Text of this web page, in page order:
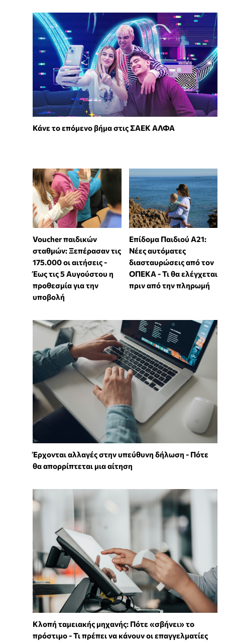
Κάνε το επόμενο βήμα στις ΣΑΕΚ ΑΛΦΑ
Voucher παιδικών
σταθμών: Ξεπέρασαν τις
175.000 οι αιτήσεις -
Έως τις 5 Αυγούστου η
προθεσμία για την
υποβολή
Επίδομα Παιδιού Α21:
Νέες αυτόματες
διασταυρώσεις από τον
ΟΠΕΚΑ - Τι θα ελέγχεται
πριν από την πληρωμή
Έρχονται αλλαγές στην υπεύθυνη δήλωση - Πότε
θα απορρίπτεται μια αίτηση
Κλοπή ταμειακής μηχανής: Πότε «σβήνει» το
πρόστιμο - Τι πρέπει να κάνουν οι επαγγελματίες